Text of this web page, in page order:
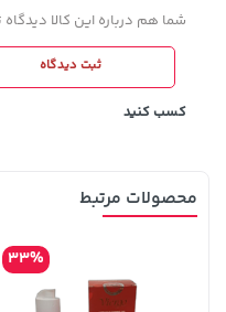
145,000 تومان خرید
شما هم درباره این کالا
ثبت دیدگاه
کسب کنید
محصولات مرتبط
33%